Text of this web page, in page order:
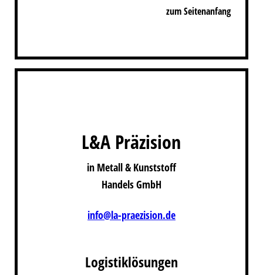
zum Seitenanfang
L&A Präzision
in Metall & Kunststoff
HandelsGmbH
info@la-praezision.de
Logistiklösungen